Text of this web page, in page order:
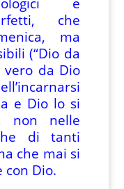
che
ma
(“Dio da
vero da Dio
e Dio lo si
non nelle
di tanti
che mai si
con Dio.